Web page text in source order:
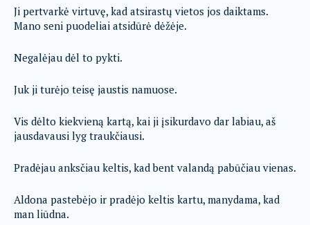
Ji pertvarkė virtuvę, kad atsirastų vietos jos daiktams.
Mano seni puodeliai atsidūrė dėžėje.
Negalėjau dėl to pykti.
Juk ji turėjo teisę jaustis namuose.
Vis dėlto kiekvieną kartą, kai ji įsikurdavo dar labiau, aš
jausdavausi lyg traukčiausi.
Pradėjau anksčiau keltis, kad bent valandą pabūčiau vienas.
Aldona pastebėjo ir pradėjo keltis kartu, manydama, kad
man liūdna.